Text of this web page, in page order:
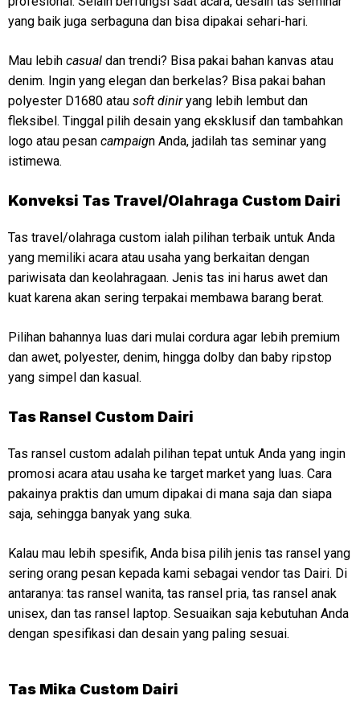
yang baik juga serbaguna dan bisa dipakai sehari-hari.
Mau lebih casual dan trendi? Bisa pakai bahan kanvas atau
denim. Ingin yang elegan dan berkelas? Bisa pakai bahan
polyester D1680 atau soft diniryang lebih lembut dan
fleksibel. Tinggal pilih desain yang eksklusif dan tambahkan
logo atau pesan campaign Anda, jadilah tas seminar yang
istimewa.
Konveksi Tas Travel/Olahraga Custom Dairi
Tas travel/olahraga custom ialah pilihan terbaik untuk Anda
yang memiliki acara atau usaha yang berkaitan dengan
pariwisata dan keolahragaan. Jenis tas ini harus awet dan
kuat karena akan sering terpakai membawa barang berat.
Pilihan bahannya luas dari mulai cordura agar lebih premium
dan awet, polyester, denim, hingga dolby dan baby ripstop
yang simpel dan kasual.
Tas Ransel Custom Dairi
Tas ransel custom adalah pilihan tepat untuk Anda yang ingin
promosi acara atau usaha ke target market yang luas. Cara
pakainya praktis dan umum dipakai di mana saja dan siapa
saja, sehingga banyak yang suka.
Kalau mau lebih spesifik, Anda bisa pilih jenis tas ransel yang
sering orang pesan kepada kami sebagai vendor tas Dairi. Di
antaranya: tas ransel wanita, tas ransel pria, tas ransel anak
unisex, dan tas ransel laptop. Sesuaikan saja kebutuhan Anda
dengan spesifikasi dan desain yang paling sesuai.
Tas Mika Custom Dairi